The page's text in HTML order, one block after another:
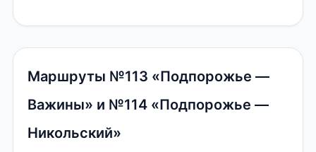
Маршруты №113 «Подпорожье —
Важины» и №114 «Подпорожье —
Никольский»